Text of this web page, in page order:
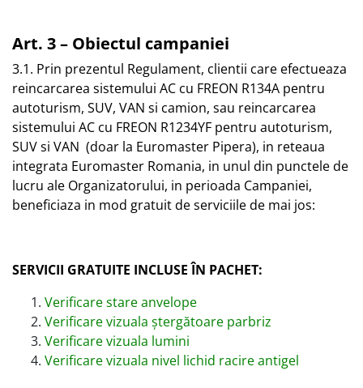
Art. 3 – Obiectul campaniei
3.1. Prin prezentul Regulament, clientii care efectueaza
reincarcarea sistemului AC cu FREON R134A pentru
autoturism, SUV, VAN si camion, sau reincarcarea
sistemului AC cu FREON R1234YF pentru autoturism,
SUV si VAN (doar la Euromaster Pipera), in reteaua
integrata Euromaster Romania, in unul din punctele de
lucru ale Organizatorului, in perioada Campaniei,
beneficiaza in mod gratuit de serviciile de mai jos:
SERVICII GRATUITE INCLUSE ÎN PACHET:
Verificare stare anvelope
Verificare vizuala ștergătoare parbriz
Verificare vizuala lumini
Verificare vizuala nivel lichid racire antigel